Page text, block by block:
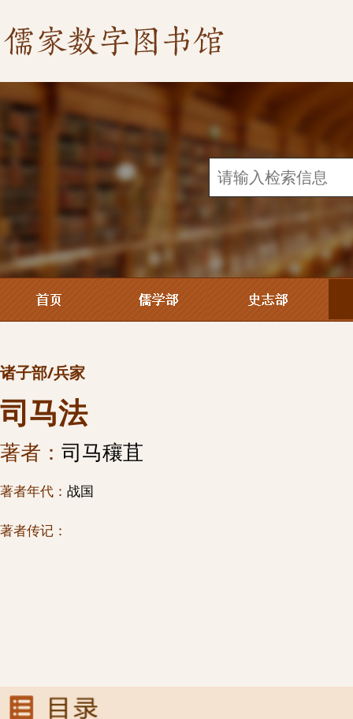
诸子部/兵家
司马法
著者： 司马穰苴
著者年代： 战国
著者传记：